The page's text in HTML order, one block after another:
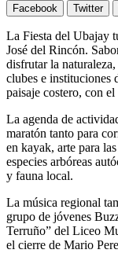
Facebook Twitter
La Fiesta del Ubajay
José del Rincón.
disfrutar la
clubes e instituciones
paisaje costero, con
La agenda de
maratón tanto para
en kayak, arte para
especies arbóreas
y fauna local.
La música regional
grupo de jóvenes
Terruño” del Liceo
el cierre de Mario